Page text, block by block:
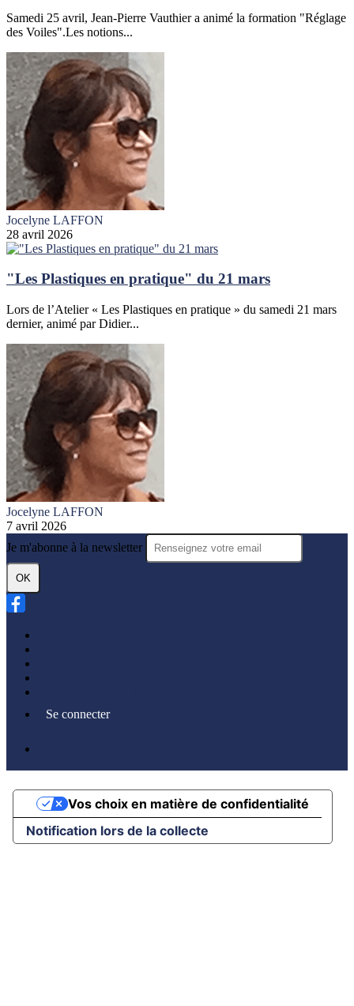
Samedi 25 avril, Jean-Pierre Vauthier a animé la formation "Réglage
des Voiles".Les notions...
Jocelyne LAFFON
28 avril 2026
"Les Plastiques en pratique" du 21 mars
Lors de l’Atelier « Les Plastiques en pratique » du samedi 21 mars
dernier, animé par Didier...
Jocelyne LAFFON
7 avril 2026
Je m'abonne à la newsletter
OK
Se connecter
Notification lors de la collecte
Vos choix en matière de confidentialité